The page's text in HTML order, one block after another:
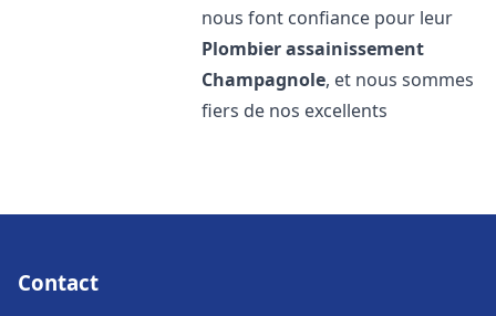
nous font confiance pour leur
Plombier assainissement
Champagnole, et nous sommes
fiers de nos excellents
Contact